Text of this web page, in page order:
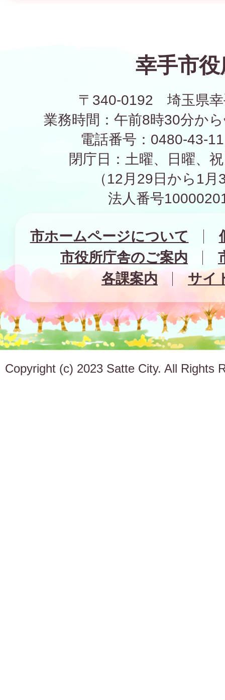
幸手市役
〒340-0192 埼玉県幸
業務時間：午前8時30分か
電話番号：0480-43-
閉庁日：土曜、日曜、
（12月29日から1
法人番号
市ホームページについて
市役所庁舎のご案内
各課案内
サイ
Copyright (c) 2023 Satte City. All Rights